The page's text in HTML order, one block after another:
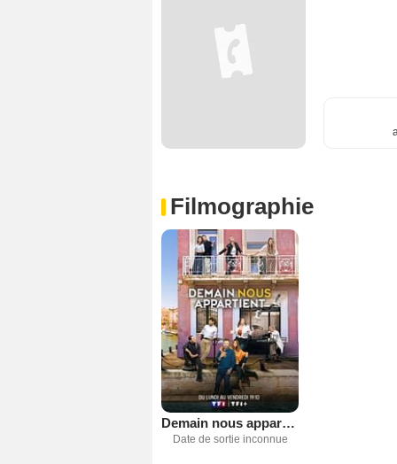
Filmographie
Demain nous appartient
Date de sortie inconnue